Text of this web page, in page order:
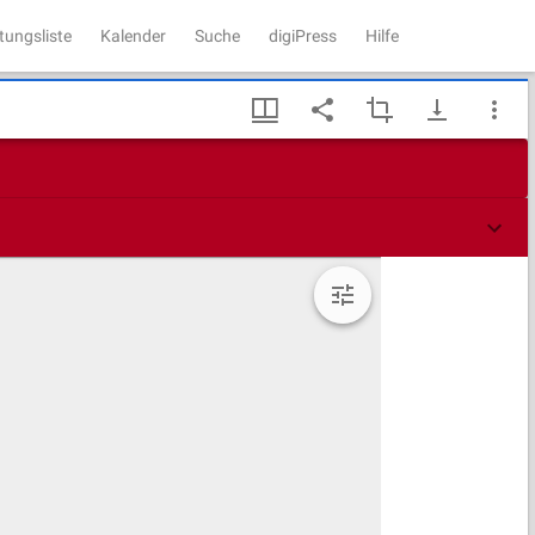
Kalender Suche digiPress Hilfe